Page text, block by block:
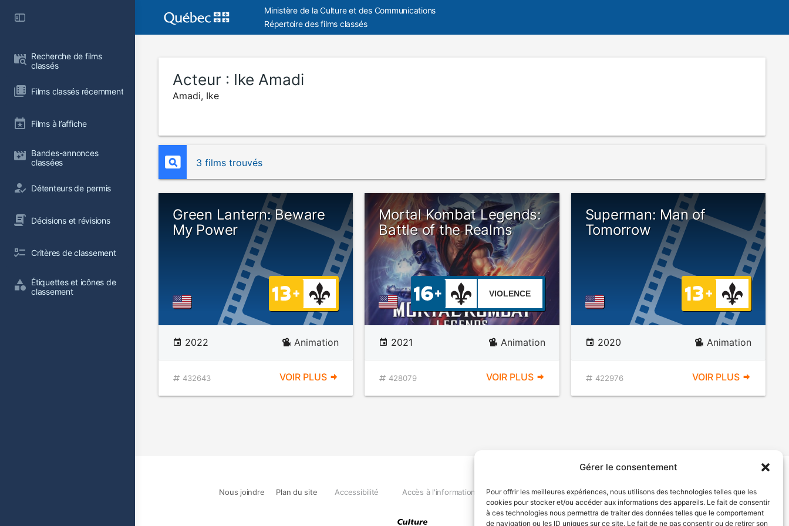
Gérer le consentement
Pour offrir les meilleures expériences, nous utilisons des technologies telles que les
cookies pour stocker et/ou accéder aux informations des appareils. Le fait de consentir
à ces technologies nous permettra de traiter des données telles que le comportement
de navigation ou les ID uniques sur ce site. Le fait de ne pas consentir ou de retirer son
Recherche de films
classés
Films classés récemment
Films à l’affiche
Bandes-annonces
classées
Détenteurs de permis
Décisions et révisions
Critères de classement
Étiquettes et icônes de
classement
Ministère de la Culture et des Communications
Répertoire des films classés
Acteur : Ike Amadi
Amadi, Ike
3 films trouvés
Green Lantern: Beware
My Power
2022 Animation
432643 VOIR PLUS
Mortal Kombat Legends:
Battle of the Realms
VIOLENCE
2021 Animation
428079 VOIR PLUS
Superman: Man of
Tomorrow
2020 Animation
422976 VOIR PLUS
Nous joindre Plan du site Accessibilité Accès à l'information Déclaration de services Politique de confidentialité